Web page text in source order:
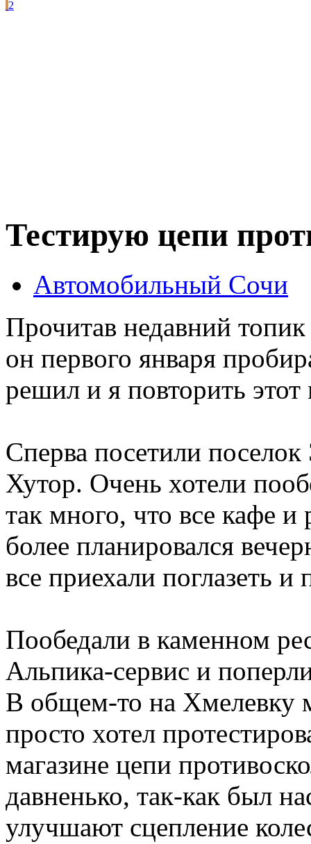
2
Тестирую цепи
Автомобильный Сочи
Прочитав недавний топик
он первого января
решил и я повторить
Сперва посетили
Хутор. Очень хотели
так много, что все кафе
более планировался
все приехали поглазеть и
Пообедали в каменном
Альпика-сервис и
В общем-то на Хмелевку
просто хотел
магазине цепи
давненько, так-как был
улучшают сцепление